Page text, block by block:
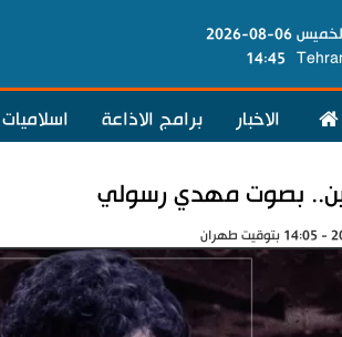
06-08-2026
14:45
الاخبار برامج الاذاعة اسلاميات
بصوت مهدي رسولي